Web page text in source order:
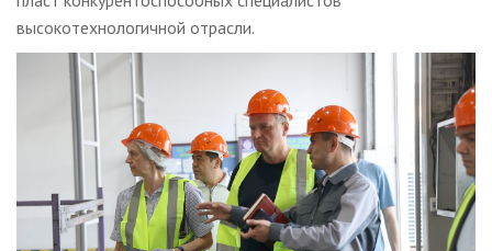
высокотехнологичной отрасли.